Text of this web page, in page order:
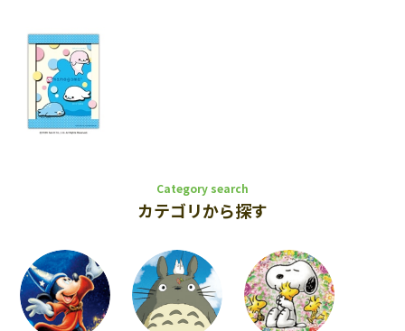
Category search
カテゴリから探す